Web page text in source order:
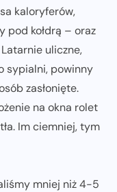
kaloryferów,
pod kołdrą – oraz
uliczne,
sypialni, powinny
zasłonięte.
na okna rolet
Im ciemniej, tym
mniej niż 4-5